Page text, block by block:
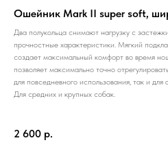
Ошейник Mark II super soft,
Два полукольца снимают нагрузку с
прочностные характеристики. Мягкий
создает максимальный комфорт во время
позволяет максимально точно
для повседневного использования, так и для
Для средних и крупных собак.
2 600 р.